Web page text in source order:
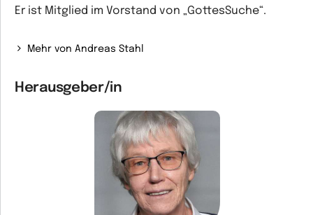
Er ist Mitglied im Vorstand von „GottesSuche“.
Mehr von Andreas Stahl
Herausgeber/in